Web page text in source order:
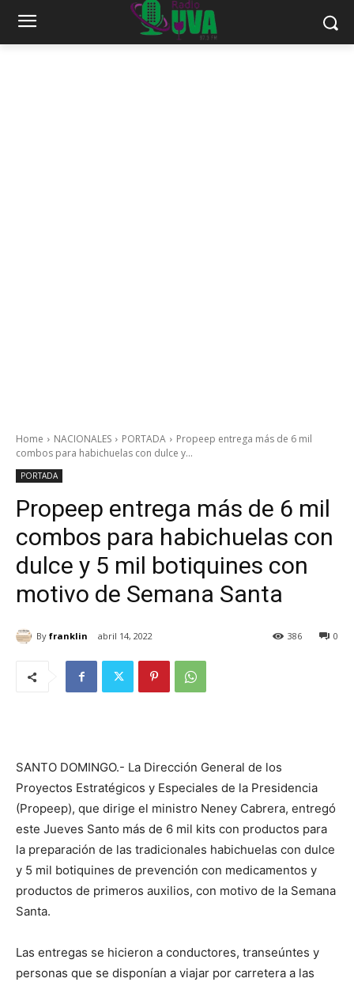
Home NACIONALES PORTADA
Propeep entrega más de 6 mil
combos para habichuelas con dulce y...
PORTADA
Propeep entrega más de 6 mil
combos para habichuelas con
dulce y 5 mil botiquines con
motivo de Semana Santa
By franklin abril 14, 2022 0
386
SANTO DOMINGO.- La Dirección General de los
Proyectos Estratégicos y Especiales de la Presidencia
(Propeep), que dirige el ministro Neney Cabrera, entregó
este Jueves Santo más de 6 mil kits con productos para
la preparación de las tradicionales habichuelas con dulce
y 5 mil botiquines de prevención con medicamentos y
productos de primeros auxilios, con motivo de la Semana
Santa.
Las entregas se hicieron a conductores, transeúntes y
personas que se disponían a viajar por carretera a las